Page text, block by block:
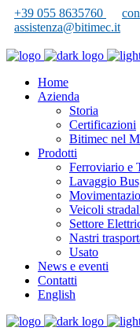
+39 055 8635760
assistenza@bitimec.it
Home
Azienda
Storia
Certificazioni
Bitimec nel
Prodotti
Ferroviario e
Lavaggio
Veicoli
Settore
Nastri
Usato
News e eventi
Contatti
English